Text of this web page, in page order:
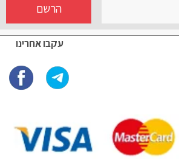
הרשם
עקבו אחרינו